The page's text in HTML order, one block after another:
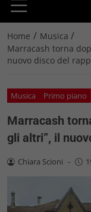
Home / Musica /
Marracash torna
nuovo disco del
Musica Primo piano
Marracash
gli altri”, il
Chiara Scioni -